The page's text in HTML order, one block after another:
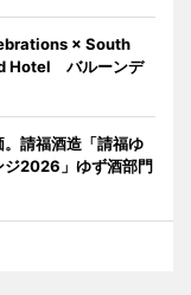
× South
Hotel バルーンデ
。請福酒造「請福ゆ
ジ2026」ゆず酒部門